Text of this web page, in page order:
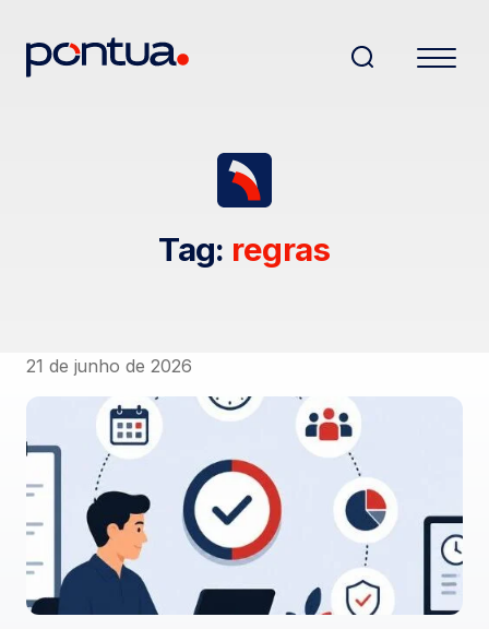
Tag: regras
21 de junho de 2026